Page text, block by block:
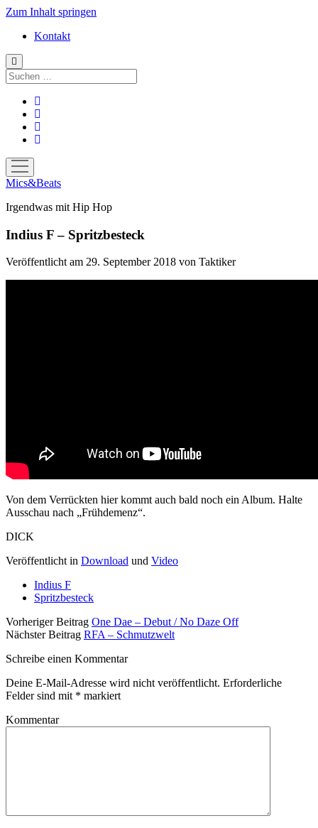
Zum Inhalt springen
Kontakt
Suchen
Menü
öffnen
Mics&Beats
Irgendwas mit Hip Hop
Indius F – Spritzbesteck
Veröffentlicht am 29. September 2018 von Taktiker
Von dem Verrückten hier kommt auch bald noch ein Album. Halte
Ausschau nach „Frühdemenz“.
DICK
Veröffentlicht in Download und Video
Indius F
Spritzbesteck
Vorheriger Beitrag One Dae – Debut / No Daze Off
Nächster Beitrag RFA – Schmutzwelt
Schreibe einen Kommentar
Deine E-Mail-Adresse wird nicht veröffentlicht. Erforderliche
Felder sind mit * markiert
Kommentar